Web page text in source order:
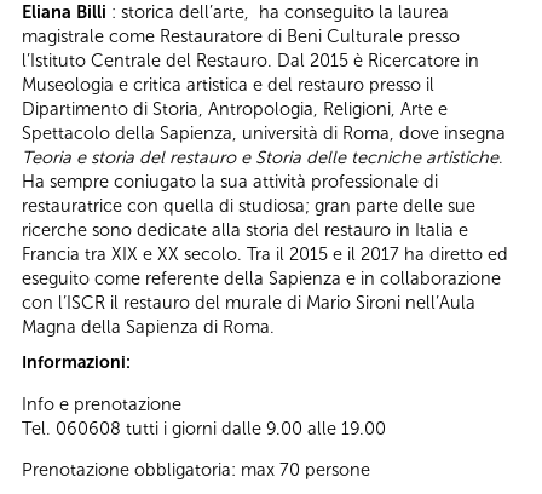
Eliana Billi : storica dell’arte, ha conseguito la laurea
magistrale come Restauratore di Beni Culturale presso
l’Istituto Centrale del Restauro. Dal 2015 è Ricercatore in
Museologia e critica artistica e del restauro presso il
Dipartimento di Storia, Antropologia, Religioni, Arte e
Spettacolo della Sapienza, università di Roma, dove insegna
Teoria e storia del restauro e Storia delle tecniche artistiche.
Ha sempre coniugato la sua attività professionale di
restauratrice con quella di studiosa; gran parte delle sue
ricerche sono dedicate alla storia del restauro in Italia e
Francia tra XIX e XX secolo. Tra il 2015 e il 2017 ha diretto ed
eseguito come referente della Sapienza e in collaborazione
con l’ISCR il restauro del murale di Mario Sironi nell’Aula
Magna della Sapienza di Roma.
Informazioni:
Info e prenotazione
Tel. 060608 tutti i giorni dalle 9.00 alle 19.00
Prenotazione obbligatoria: max 70 persone